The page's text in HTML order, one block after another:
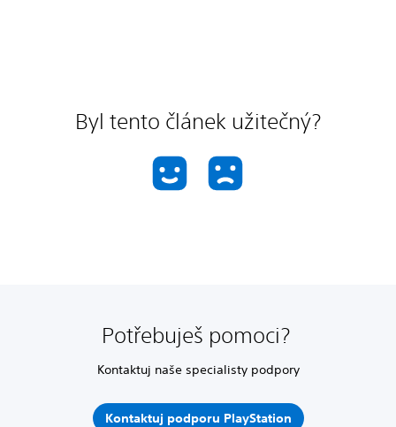
Byl tento článek užitečný?
Potřebuješ pomoci?
Kontaktuj naše specialisty podpory
Kontaktuj podporu PlayStation